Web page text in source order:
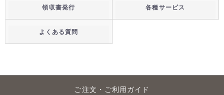
領収書発行 各種サービス
よくある質問
ご注文・ご利用ガイド